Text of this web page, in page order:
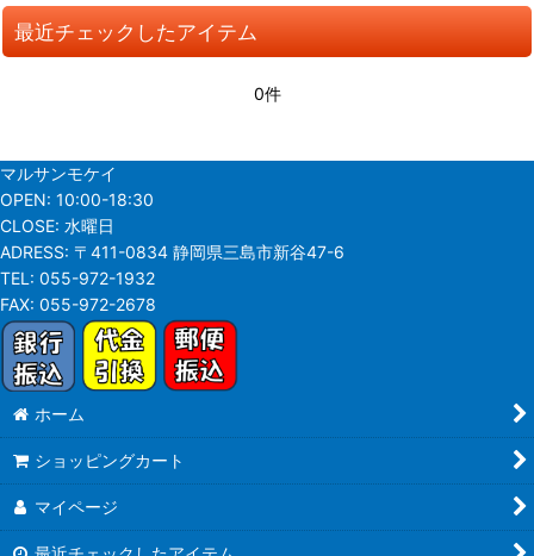
並び順:
絞り込む
最近チェックしたアイテム
0件
マルサンモケイ
OPEN: 10:00-18:30
CLOSE: 水曜日
ADRESS: 〒411-0834 静岡県三島市新谷47-6
TEL: 055-972-1932
FAX: 055-972-2678
ホーム
ショッピングカート
マイページ